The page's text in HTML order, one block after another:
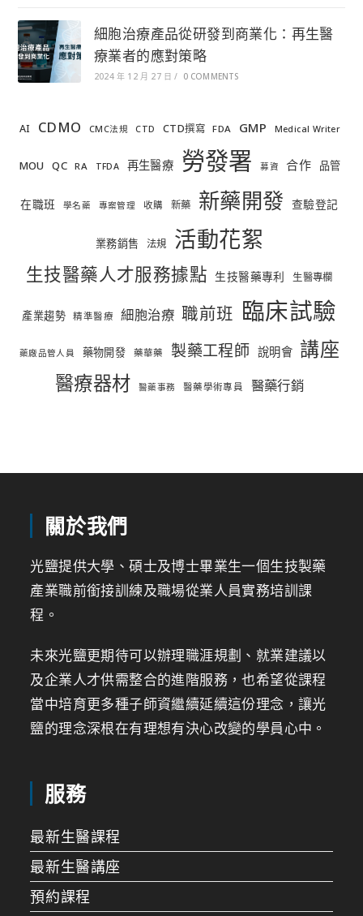
細胞治療產品從研發到商業化：再生醫
療業者的應對策略
2024 年 12 月 27 日 / 0 COMMENTS
AI CDMO CMC法規 CTD CTD撰寫 FDA GMP Medical Writer
MOU QC RA TFDA 再生醫療 勞發署 募資 合作 品管
在職班 學名藥 專案管理 收購 新藥 新藥開發 查驗登記
業務銷售 法規 活動花絮
生技醫藥人才服務據點 生技醫藥專利 生醫專欄
產業趨勢 精準醫療 細胞治療 職前班 臨床試驗
藥廠品管人員 藥物開發 藥華藥 製藥工程師 說明會 講座
醫療器材 醫藥事務 醫藥學術專員 醫藥行銷
關於我們
光鹽提供大學、碩士及博士畢業生一個生技製藥
產業職前銜接訓練及職場從業人員實務培訓課
程。
未來光鹽更期待可以辦理職涯規劃、就業建議以
及企業人才供需整合的進階服務，也希望從課程
當中培育更多種子師資繼續延續這份理念，讓光
鹽的理念深根在有理想有決心改變的學員心中。
服務
最新生醫課程
最新生醫講座
預約課程